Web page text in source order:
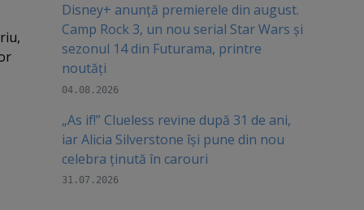
Disney+ anunță premierele din august.
Camp Rock 3, un nou serial Star Wars și
sezonul 14 din Futurama, printre
noutăți
04.08.2026
„As if!” Clueless revine după 31 de ani,
iar Alicia Silverstone își pune din nou
celebra ținută în carouri
31.07.2026